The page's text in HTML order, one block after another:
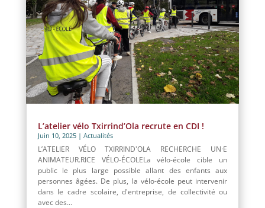
L’atelier vélo Txirrind’Ola recrute en CDI !
Juin 10, 2025| Actualités
L’ATELIER VÉLO TXIRRIND'OLA RECHERCHE UN·E
ANIMATEUR.RICE VÉLO-ÉCOLELa vélo-école cible un
public le plus large possible allant des enfants aux
personnes âgées. De plus, la vélo-école peut intervenir
dans le cadre scolaire, d'entreprise, de collectivité ou
avec des...